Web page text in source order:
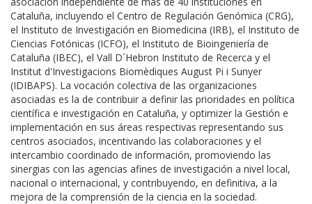
Cataluña, incluyendo el Centro de Regulación Genómica (CRG),
el Instituto de Investigación en Biomedicina (IRB), el Instituto de
Ciencias Fotónicas (ICFO), el Instituto de Bioingeniería de
Cataluña (IBEC), el Vall D´Hebron Instituto de Recerca y el
Institut d'Investigacions Biomèdiques August Pi i Sunyer
(IDIBAPS). La vocación colectiva de las organizaciones
asociadas es la de contribuir a definir las prioridades en política
científica e investigación en Cataluña, y optimizer la Gestión e
implementación en sus áreas respectivas representando sus
centros asociados, incentivando las colaboraciones y el
intercambio coordinado de información, promoviendo las
sinergias con las agencias afines de investigación a nivel local,
nacional o internacional, y contribuyendo, en definitiva, a la
mejora de la comprensión de la ciencia en la sociedad.